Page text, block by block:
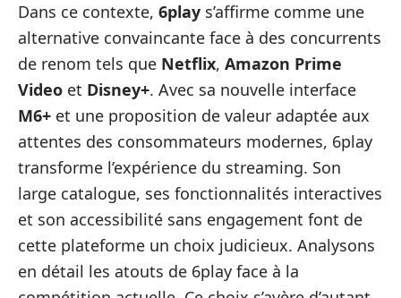
Dans ce contexte, 6play s’affirme comme une
alternative convaincante face à des concurrents
de renom tels que Netflix, Amazon Prime
Video et Disney+. Avec sa nouvelle interface
M6+ et une proposition de valeur adaptée aux
attentes des consommateurs modernes, 6play
transforme l’expérience du streaming. Son
large catalogue, ses fonctionnalités interactives
et son accessibilité sans engagement font de
cette plateforme un choix judicieux. Analysons
en détail les atouts de 6play face à la